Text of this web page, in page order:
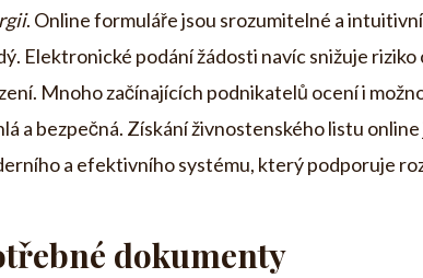
. Online formuláře jsou srozumitelné a
Elektronické podání žádosti navíc snižuje
Mnoho začínajících podnikatelů ocení i
a bezpečná. Získání živnostenského listu
a efektivního systému, který podporuje
dokumenty